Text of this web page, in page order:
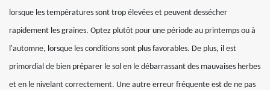
lorsque les températures sont trop élevées et peuvent dessécher
rapidement les graines. Optez plutôt pour une période au printemps ou à
l'automne, lorsque les conditions sont plus favorables. De plus, il est
primordial de bien préparer le sol en le débarrassant des mauvaises herbes
et en le nivelant correctement. Une autre erreur fréquente est de ne pas